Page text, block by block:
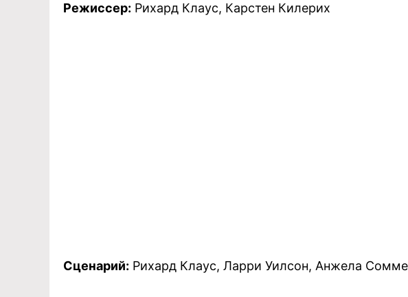
Режиссер: Рихард Клаус, Карстен Килерих
Сценарий: Рихард Клаус, Ларри Уилсон, Анжела